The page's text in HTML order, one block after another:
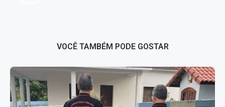
VOCÊ TAMBÉM PODE GOSTAR